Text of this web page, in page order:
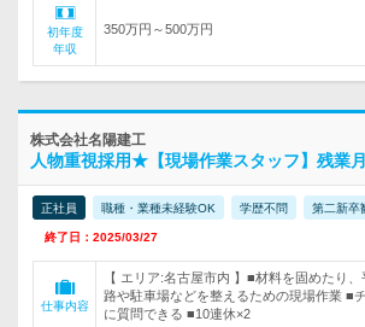
初年度
年収
350万円～500万円
株式会社名陽建工
人物重視採用★【現場作業スタッフ】残業
正社員 職種・業種未経験OK 学歴不問 第二新卒
終了日：2025/03/27
仕事内容
【 エリア:名古屋市内 】■材料を固めたり
路や駐車場などを整えるための現場作業 ■
に質問できる ■10連休×2